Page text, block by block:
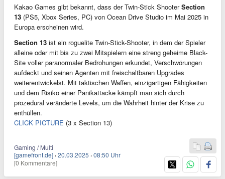
Kakao Games gibt bekannt, dass der Twin-Stick ShooterSection
13 (PS5, Xbox Series, PC) von Ocean Drive Studio im Mai 2025 in
Europa erscheinen wird.
Section 13 ist ein roguelite Twin-Stick-Shooter, in dem der Spieler
alleine oder mit bis zu zwei Mitspielern eine streng geheime Black-
Site voller paranormaler Bedrohungen erkundet, Verschwörungen
aufdeckt und seinen Agenten mit freischaltbaren Upgrades
weiterentwickelst. Mit taktischen Waffen, einzigartigen Fähigkeiten
und dem Risiko einer Panikattacke kämpft man sich durch
prozedural veränderte Levels, um die Wahrheit hinter der Krise zu
enthüllen.
CLICK PICTURE (3 x Section 13)
Gaming / Multi
[gamefront.de] ·20.03.2025 ·08:50 Uhr
[0 Kommentare]